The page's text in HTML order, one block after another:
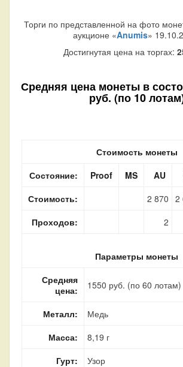
Торги по представленной на фото
аукционе «Anumis»
Достигнутая цена на торгах:
Средняя цена монеты в
руб. (по 10
Стоимость монеты
Состояние:
Proof MS AU
Стоимость:
2 870 2
Проходов:
2
Параметры монеты
Средняя
цена:
1550 руб. (по 60 лотам)
Металл:
Медь
Масса:
8,19 г
Гурт:
Узор